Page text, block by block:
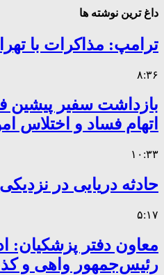
داغ ترین نوشته ها
ترامپ: مذاکرات با
۸:۳۶
بازداشت سفیر پیشین
اتهام فساد و اختلاس
۱۰:۳۳
حادثه دریایی در
۵:۱۷
معاون دفتر پزشکیان:
رئیس‌جمهور واهی و